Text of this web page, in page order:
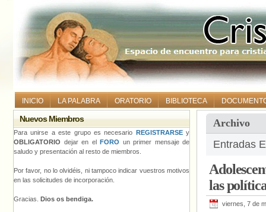
INICIO LA PALABRA ORATORIO BIBLIOTECA
Archivo
Entradas
las
viernes, 7 de
Nuevos Miembros
Para unirse a este grupo es necesario REGISTRARSEy
OBLIGATORIO dejar en el FORO un primer mensaje de
saludo y presentación al resto de miembros.
Por favor, no lo olvidéis, ni tampoco indicar vuestros motivos
en las solicitudes de incorporación.
Gracias. Dios os bendiga.